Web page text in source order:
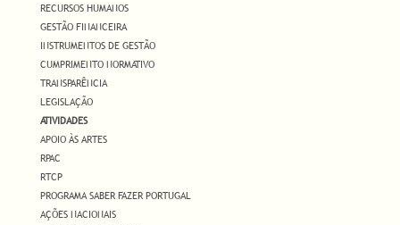
RECURSOS HUMANOS
GESTÃO FINANCEIRA
INSTRUMENTOS DE GESTÃO
CUMPRIMENTO NORMATIVO
TRANSPARÊNCIA
LEGISLAÇÃO
ATIVIDADES
APOIO ÀS ARTES
RPAC
RTCP
PROGRAMA SABER FAZER PORTUGAL
AÇÕES NACIONAIS